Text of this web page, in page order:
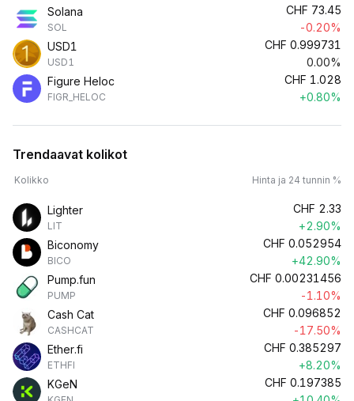
Solana
SOL
CHF 73.45
-0.20%
USD1
USD1
CHF 0.999731
0.00%
Figure Heloc
FIGR_HELOC
CHF 1.028
+0.80%
Trendaavat kolikot
Kolikko Hinta ja 24 tunnin %
Lighter
LIT
CHF 2.33
+2.90%
Biconomy
BICO
CHF 0.052954
+42.90%
Pump.fun
PUMP
CHF 0.00231456
-1.10%
Cash Cat
CASHCAT
CHF 0.096852
-17.50%
Ether.fi
ETHFI
CHF 0.385297
+8.20%
KGeN
CHF 0.197385